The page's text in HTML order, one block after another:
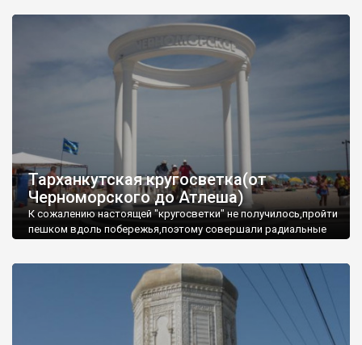
Тарханкутская кругосветка(от
Черноморского до Атлеша)
К сожалению настоящей "кругосветки" не получилось,пройти
пешком вдоль побережья,поэтому совершали радиальные